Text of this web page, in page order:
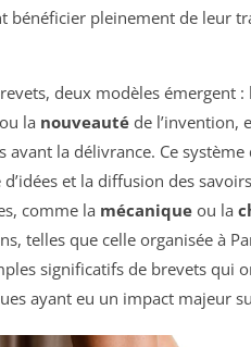
bénéficier pleinement de leur
deux modèles émergent
ou la nouveauté de l’invention,
avant la délivrance. Ce
d’idées et la diffusion des
comme la mécanique ou la
telles que celle organisée à
significatifs de brevets qui
ayant eu un impact majeur